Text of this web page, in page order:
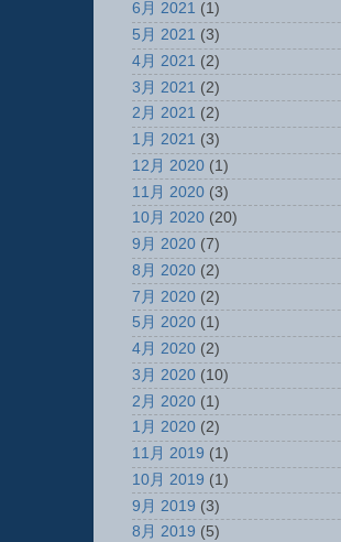
6月 2021 (1)
5月 2021 (3)
4月 2021 (2)
3月 2021 (2)
2月 2021 (2)
1月 2021 (3)
12月 2020 (1)
11月 2020 (3)
10月 2020 (20)
9月 2020 (7)
8月 2020 (2)
7月 2020 (2)
5月 2020 (1)
4月 2020 (2)
3月 2020 (10)
2月 2020 (1)
1月 2020 (2)
11月 2019 (1)
10月 2019 (1)
9月 2019 (3)
8月 2019 (5)